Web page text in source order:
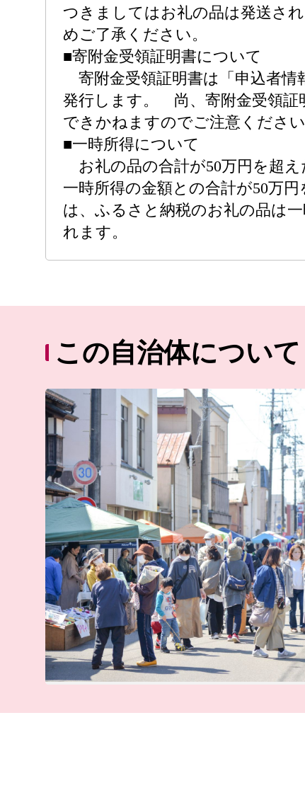
つきましてはお礼の品は発送さ
めご了承ください。
■寄附金受領証明書について
寄附金受領証明書は「申込者情
発行します。 尚、寄附金受領証
できかねますのでご注意ください
■一時所得について
お礼の品の合計が50万円を超え
一時所得の金額との合計が50万
は、ふるさと納税のお礼の品は
れます。
この自治体について